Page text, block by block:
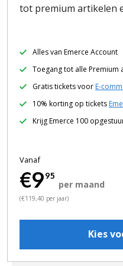
tot premium artikelen
Alles van Emerce Account
Toegang tot alle Premium
Gratis tickets voor E-
10% korting op tickets
Krijg Emerce 100
Vanaf
€995
per maand
(€119,40 per jaar)
Kies